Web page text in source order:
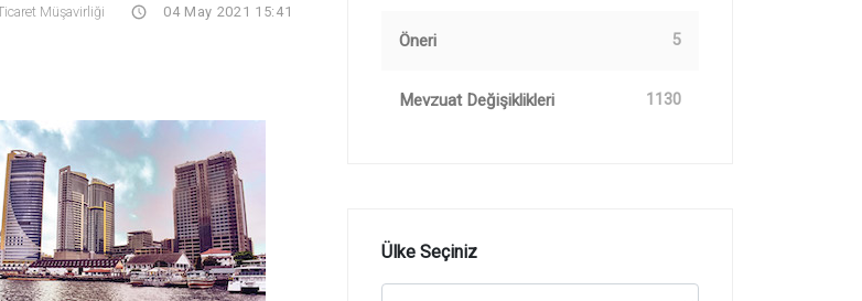
Müşavirliği 04 May 2021 15:41
Öneri 5
Mevzuat Değişiklikleri 1130
Ülke Seçiniz